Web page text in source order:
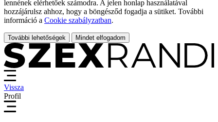
lennének elérhetőek számodra. A jelen honlap használatával
hozzájárulsz ahhoz, hogy a böngésződ fogadja a sütiket. További
információ a Cookie szabályzatban.
További lehetőségek Mindet elfogadom
Vissza
Profil